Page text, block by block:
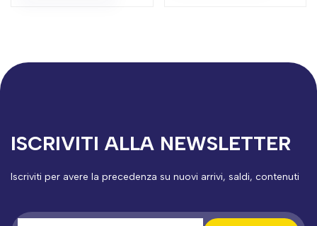
ISCRIVITI ALLA NEWSLETTER
Iscriviti per avere la precedenza su nuovi arrivi, saldi, contenuti